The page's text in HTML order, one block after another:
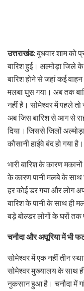
उत्तराखंड: बुधवार शाम को
बारिश हुई। अल्मोड़ा जिले
बारिश होने से जहां कई
मलबा घुस गया। अब तक
नहीं है। सोमेश्वर में पहले
अब जिस बारिश से आग से
दिया। जिससे जिलों
कौसानी हाईवे बंद हो गया है।
भारी बारिश के कारण
के कारण पानी मलबे के
हर कोई डर गया और लोग
बारिश के पानी के साथ ही
बड़े बोल्डर लोगों के घरों तक
चनौदा और अघूरिया में भी
सोमेश्वर में एक नहीं तीन
सोमेश्वर मुख्यालय के साथ
नुकसान हुआ है। चनौदा में